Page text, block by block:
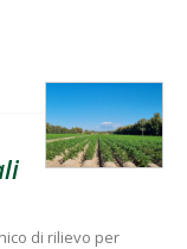
di rilievo per